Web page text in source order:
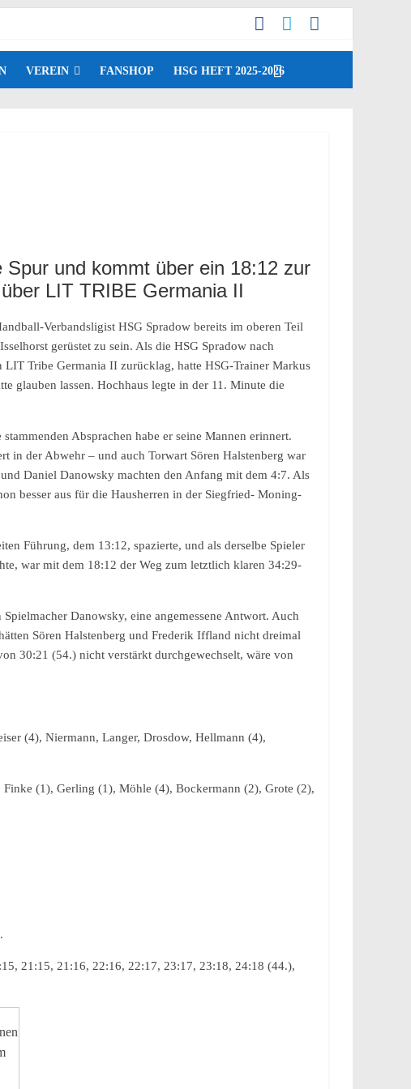
VEREIN FANSHOP HSG HEFT 2025-2026
und kommt über ein 18:12 zur
LIT TRIBE Germania II
Verbandsligist HSG Spradow bereits im oberen Teil
gerüstet zu sein. Als die HSG Spradow nach
LIT Tribe Germania II zurücklag, hatte HSG-Trainer Markus
glauben lassen. Hochhaus legte in der 11. Minute die
Absprachen habe er seine Mannen erinnert.
in der Abwehr – und auch Torwart Sören Halstenberg war
Daniel Danowsky machten den Anfang mit dem 4:7. Als
besser aus für die Hausherren in der Siegfried- Moning-
Führung, dem 13:12, spazierte, und als derselbe Spieler
war mit dem 18:12 der Weg zum letztlich klaren 34:29-
Danowsky, eine angemessene Antwort. Auch
Sören Halstenberg und Frederik Iffland nicht dreimal
30:21 (54.) nicht verstärkt durchgewechselt, wäre von
(4), Niermann, Langer, Drosdow, Hellmann (4),
(1), Gerling (1), Möhle (4), Bockermann (2), Grote (2),
21:15, 21:16, 22:16, 22:17, 23:17, 23:18, 24:18 (44.),